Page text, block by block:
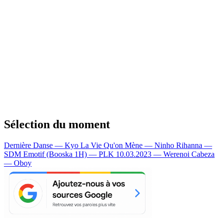
Sélection du moment
Dernière Danse — Kyo La Vie Qu'on Mène — Ninho Rihanna —
SDM Emotif (Booska 1H) — PLK 10.03.2023 — Werenoi Cabeza
— Oboy